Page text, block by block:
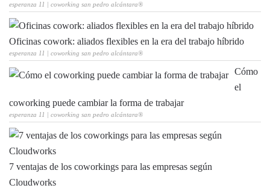
esperanza 11 | coworking san pedro alcántara®
Oficinas cowork: aliados flexibles en la era del trabajo híbrido
esperanza 11 | coworking san pedro alcántara®
Cómo
el
coworking puede cambiar la forma de trabajar
esperanza 11 | coworking san pedro alcántara®
7 ventajas de los coworkings para las empresas según
Cloudworks